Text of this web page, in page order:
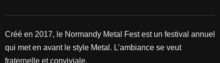
Créé en 2017, le Normandy Metal Fest est un festival annuel
qui met en avant le style Metal. L’ambiance se veut
fraternelle et conviviale.